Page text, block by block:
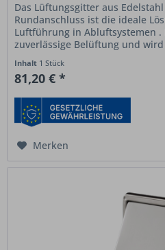
Das Lüftungsgitter aus
Rundanschluss ist die ideale
Luftführung in Abluftsystemen .
zuverlässige Belüftung und
Inhalt 1 Stück
81,20 € *
Merken